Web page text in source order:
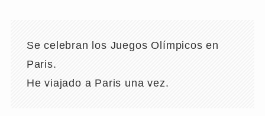
Se celebran los Juegos Olímpicos en
Paris.
He viajado a Paris una vez.